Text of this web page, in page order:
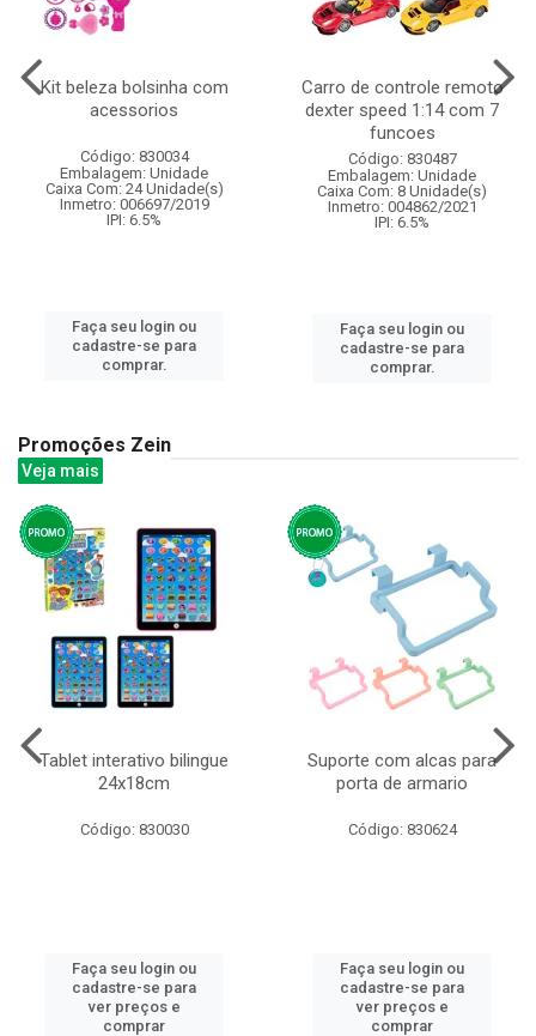
Kit beleza bolsinha com
acessorios
Código: 830034
Embalagem: Unidade
Caixa Com: 24 Unidade(s)
Inmetro: 006697/2019
IPI: 6.5%
Faça seu login ou
cadastre-se para
comprar.
Carro de controle remoto
dexter speed 1:14 com 7
funcoes
Código: 830487
Embalagem: Unidade
Caixa Com: 8 Unidade(s)
Inmetro: 004862/2021
IPI: 6.5%
Faça seu login ou
cadastre-se para
comprar.
Promoções Zein
Veja mais
Tablet interativo bilingue
24x18cm
Código: 830030
Faça seu login ou
cadastre-se para
ver preços e
comprar
Suporte com alcas para
porta de armario
Código: 830624
Faça seu login ou
cadastre-se para
ver preços e
comprar